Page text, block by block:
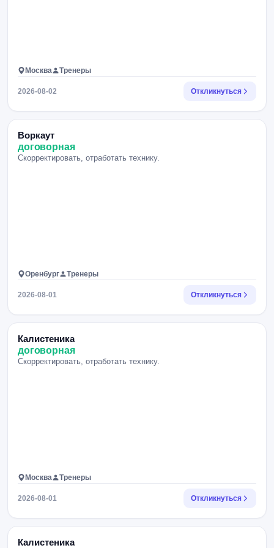
Москва Тренеры
2026-08-02 Откликнуться
Воркаут
договорная
Скорректировать, отработать технику.
Оренбург Тренеры
2026-08-01 Откликнуться
Калистеника
договорная
Скорректировать, отработать технику.
Москва Тренеры
2026-08-01 Откликнуться
Калистеника